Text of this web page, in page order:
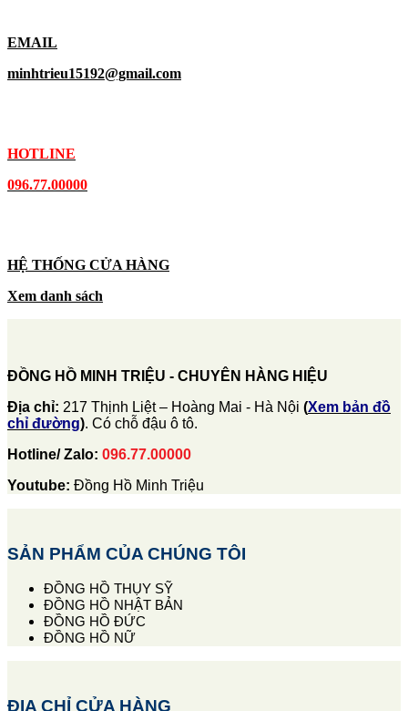
EMAIL
minhtrieu15192@gmail.com
HOTLINE
096.77.00000
HỆ THỐNG CỬA HÀNG
Xem danh sách
ĐỒNG HỒ MINH TRIỆU - CHUYÊN HÀNG HIỆU
Địa chỉ: 217 Thịnh Liệt – Hoàng Mai - Hà Nội (Xem bản đồ
chỉ đường). Có chỗ đậu ô tô.
Hotline/ Zalo: 096.77.00000
Youtube: Đồng Hồ Minh Triệu
SẢN PHẨM CỦA CHÚNG TÔI
ĐỒNG HỒ THỤY SỸ
ĐỒNG HỒ NHẬT BẢN
ĐỒNG HỒ ĐỨC
ĐỒNG HỒ NỮ
ĐỊA CHỈ CỬA HÀNG